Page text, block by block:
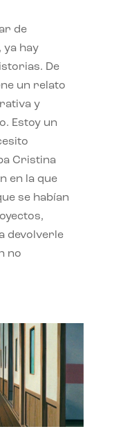
de
hay
De
un relato
y
Estoy un
Cristina
en la que
se habían
devolverle
no